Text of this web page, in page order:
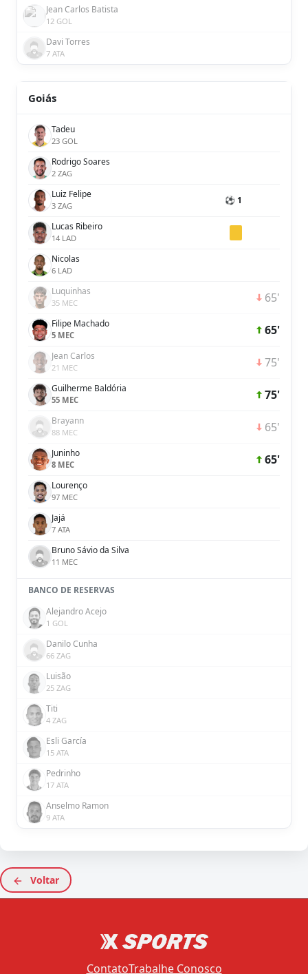
Jean Carlos Batista
12 GOL
Davi Torres
7 ATA
Goiás
Tadeu
23 GOL
Rodrigo Soares
2 ZAG
Luiz Felipe
3 ZAG ⚽ 1
Lucas Ribeiro
14 LAD
Nicolas
6 LAD
Luquinhas
35 MEC 65'
Filipe Machado
5 MEC 65'
Jean Carlos
21 MEC 75'
Guilherme Baldória
55 MEC 75'
Brayann
88 MEC 65'
Juninho
8 MEC 65'
Lourenço
97 MEC
Jajá
7 ATA
Bruno Sávio da Silva
11 MEC
BANCO DE RESERVAS
Alejandro Acejo
1 GOL
Danilo Cunha
66 ZAG
Luisão
25 ZAG
Titi
4 ZAG
Esli García
15 ATA
Pedrinho
17 ATA
Anselmo Ramon
9 ATA
Voltar
ContatoTrabalhe Conosco